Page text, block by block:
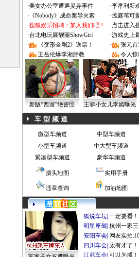
·美女办公室遭遇灵异事件 ·李孝利新
· 《Nobody》成命案导火索 ·孟庭苇可
·搜狐娱乐招聘：加入我们吧！ ·点击进入
·台北电玩展靓丽ShowGirl ·游戏史上
·
《变形金刚2》送票！ ·
张元
·
王岳伦爆李湘胎教 · 令人
新版“西游”绝密照 王菲小女儿李嫣曝光
车 型 频 道
微型车频道 中型车频道
小型车频道
中大型车频道
紧凑型车频道
豪华车频道
摄头地图 实用手册
违章查询 加油地图
狐说车坛 一定要看
明星座驾 杭州一家
安阳车会 网友实拍
四川车会 太有才了
江苏车会 引以为戒